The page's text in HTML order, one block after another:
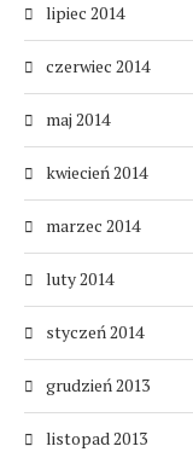
lipiec 2014
czerwiec 2014
maj 2014
kwiecień 2014
marzec 2014
luty 2014
styczeń 2014
grudzień 2013
listopad 2013